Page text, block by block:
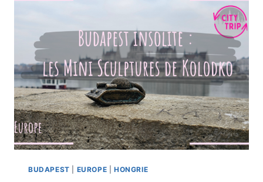
BUDAPEST EUROPE HONGRIE